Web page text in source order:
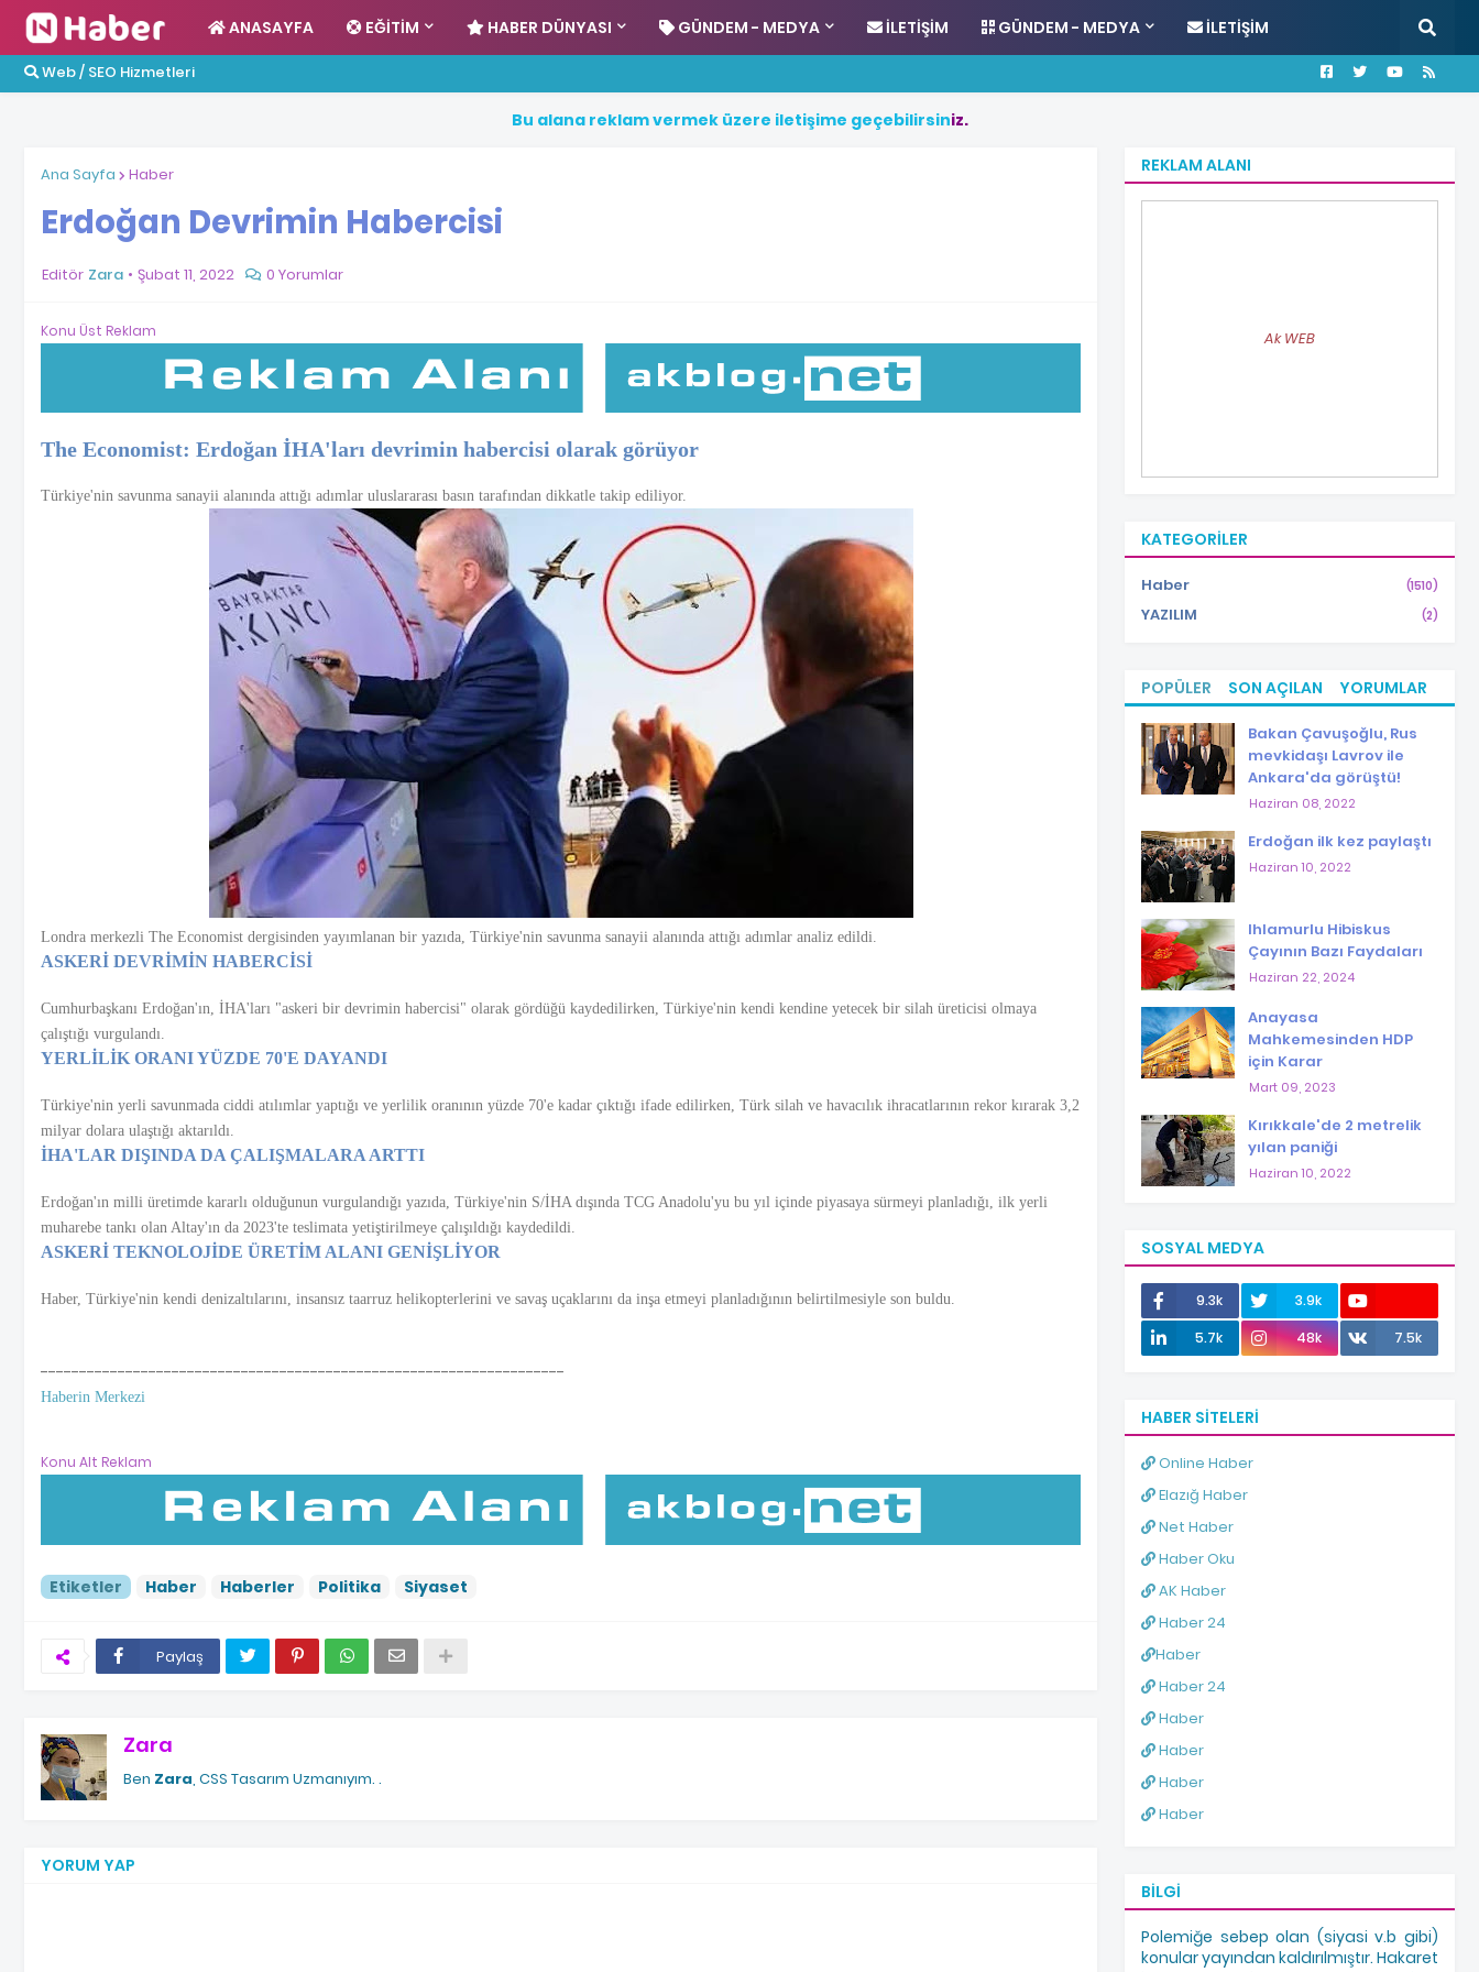
ANASAYFA EĞITIM HABER DÜNYASI GÜNDEM - MEDYA İLETIŞIM GÜNDEM - MEDYA İLETIŞIM
Web / SEO Hizmetleri
Bu alana reklamvermek üzere iletişime geçebilirsiniz.
Ana Sayfa Haber
Erdoğan Devrimin Habercisi
Editör Zara Şubat 11, 2022 0 Yorumlar
Konu Üst Reklam
The Economist: Erdoğan İHA'ları devrimin habercisi olarak görüyor
Türkiye'nin savunma sanayii alanında attığı adımlar uluslararası basın tarafından dikkatle takip ediliyor.
Londra merkezli The Economist dergisinden yayımlanan bir yazıda, Türkiye'nin savunma sanayii alanında attığı adımlar analiz edildi.
ASKERİ DEVRİMİN HABERCİSİ
Cumhurbaşkanı Erdoğan'ın, İHA'ları "askeri bir devrimin habercisi" olarak gördüğü kaydedilirken, Türkiye'nin kendi kendine yetecek bir silah üreticisi olmaya
çalıştığı vurgulandı.
YERLİLİK ORANI YÜZDE 70'E DAYANDI
Türkiye'nin yerli savunmada ciddi atılımlar yaptığı ve yerlilik oranının yüzde 70'e kadar çıktığı ifade edilirken, Türk silah ve havacılık ihracatlarının rekor kırarak 3,2
milyar dolara ulaştığı aktarıldı.
İHA'LAR DIŞINDA DA ÇALIŞMALARA ARTTI
Erdoğan'ın milli üretimde kararlı olduğunun vurgulandığı yazıda, Türkiye'nin S/İHA dışında TCG Anadolu'yu bu yıl içinde piyasaya sürmeyi planladığı, ilk yerli
muharebe tankı olan Altay'ın da 2023'te teslimata yetiştirilmeye çalışıldığı kaydedildi.
ASKERİ TEKNOLOJİDE ÜRETİM ALANI GENİŞLİYOR
Haber, Türkiye'nin kendi denizaltılarını, insansız taarruz helikopterlerini ve savaş uçaklarını da inşa etmeyi planladığının belirtilmesiyle son buldu.
--------------------------------------------------------------------
Haberin Merkezi
Konu Alt Reklam
Etiketler Haber Haberler Politika Siyaset
Paylaş
Zara
Ben Zara , CSS Tasarım Uzmanıyım. .
YORUM YAP
REKLAM ALANI
Ak WEB
KATEGORILER
Haber (1510)
YAZILIM (2)
POPÜLER SON AÇILAN YORUMLAR
Bakan Çavuşoğlu, Rus
mevkidaşı Lavrov ile
Ankara'da görüştü!
Haziran 08, 2022
Erdoğan ilk kez paylaştı
Haziran 10, 2022
Ihlamurlu Hibiskus
Çayının Bazı Faydaları
Haziran 22, 2024
Anayasa
Mahkemesinden HDP
için Karar
Mart 09, 2023
Kırıkkale'de 2 metrelik
yılan paniği
Haziran 10, 2022
SOSYAL MEDYA
9.3k
3.9k
12.0k
5.7k 48k 7.5k
HABER SITELERI
Online Haber
Elazığ Haber
Net Haber
Haber Oku
AK Haber
Haber 24
Haber
Haber 24
Haber
Haber
Haber
Haber
BILGI
Polemiğe sebep olan (siyasi v.b gibi)
konular yayından kaldırılmıştır. Hakaret